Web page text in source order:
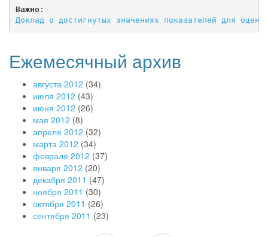
Важно
Доклад о достигнутых значениях показателей для
Ежемесячный архив
августа 2012 (34)
июля 2012 (43)
июня 2012 (26)
мая 2012 (8)
апреля 2012 (32)
марта 2012 (34)
февраля 2012 (37)
января 2012 (20)
декабря 2011 (47)
ноября 2011 (30)
октября 2011 (26)
сентября 2011 (23)